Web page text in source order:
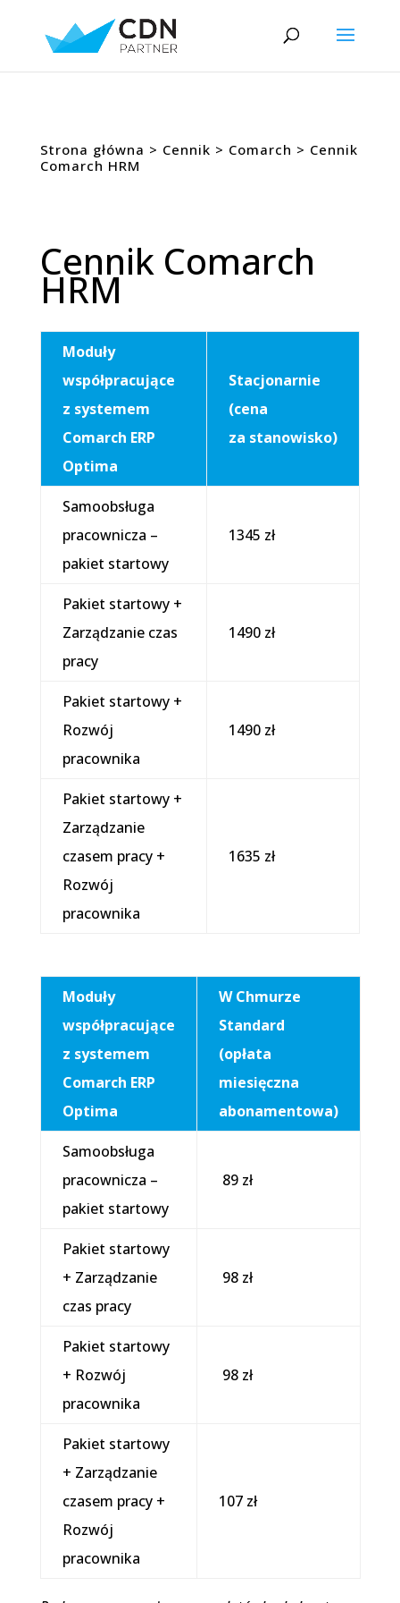
Strona główna > Cennik > Comarch > Cennik
Comarch HRM
Cennik Comarch
HRM
Moduły
współpracujące
z systemem
Comarch ERP
Optima
Stacjonarnie
(cena
za stanowisko)
Samoobsługa
pracownicza –
pakiet startowy
1345 zł
Pakiet startowy +
Zarządzanie czas
pracy
1490 zł
Pakiet startowy +
Rozwój
pracownika
1490 zł
Pakiet startowy +
Zarządzanie
czasem pracy +
Rozwój
pracownika
1635 zł
Moduły
współpracujące
z systemem
Comarch ERP
Optima
W Chmurze
Standard
(opłata
miesięczna
abonamentowa)
Samoobsługa
pracownicza –
pakiet startowy
89 zł
Pakiet startowy
+ Zarządzanie
czas pracy
98 zł
Pakiet startowy
+ Rozwój
pracownika
98 zł
Pakiet startowy
+ Zarządzanie
czasem pracy +
Rozwój
pracownika
107 zł